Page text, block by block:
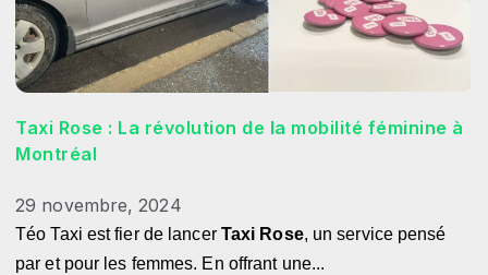
Taxi Rose : La révolution de la mobilité féminine à
Montréal
29 novembre, 2024
Téo Taxi est fier de lancer Taxi Rose, un service pensé
par et pour les femmes. En offrant une...